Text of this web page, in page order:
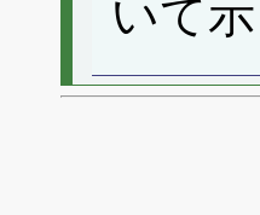
いて示